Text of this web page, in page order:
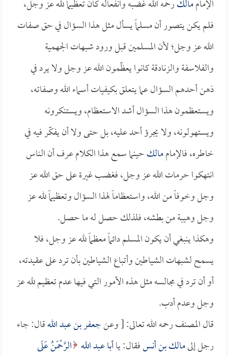
الإماممالكرحمه الله غضبه وانفعاله كان تعظيماً لله عز وجل،
فلم يكن يتصور أن مسلماً يسأل مثل هذا السؤال في حق صفات
الله عز وجل؛ لأن المسلمين قبل ورود شبهات الجهمية
والفلاسفة والزنادقة كانوا يعظّمون الله عز وجل ولا يرد في
ذهن أحدهم السؤال عما يتعلق بكيفيات أسماء الله وصفاته،
ويستعظمون هذا السؤال أشد الاستعظام، ويستنكرونه
ويستهولونه، ولا يجرؤ أحد عليه، بل حتى ولا أن يفكّر فيه في
خاطره، فالإماممالكحينما سمع هذا الكلام عرف أن الناس
انتهكوا حرمات الله عز وجل، فغضب غيرة على حق الله عز
وجل وخوفاً من الله، واستعظاماً لهذا السؤال وتعظيماً لله عز
وجل وهيبة من بطشه، فلذلك حصل له ما حصل.
وهكذا ينبغي أن يكون المسلم دائماً معظماً لله عز وجل، فلا
يسمح لشبهات الشياطين وأتباع الشياطين بأن ترد على عقيدته،
أو أن ترد في مجالسه مثل هذه الأمور التي فيها عدم تعظيم لله عز
وجل وعدم أدب.
قال المصنف رحمه الله تعالى: [ وعنجعفر بن عبد اللهقال: جاء
رجل إلىمالك بن أنسفقال: ياأبا عبد الله الرَّحْمَنُ عَلَى